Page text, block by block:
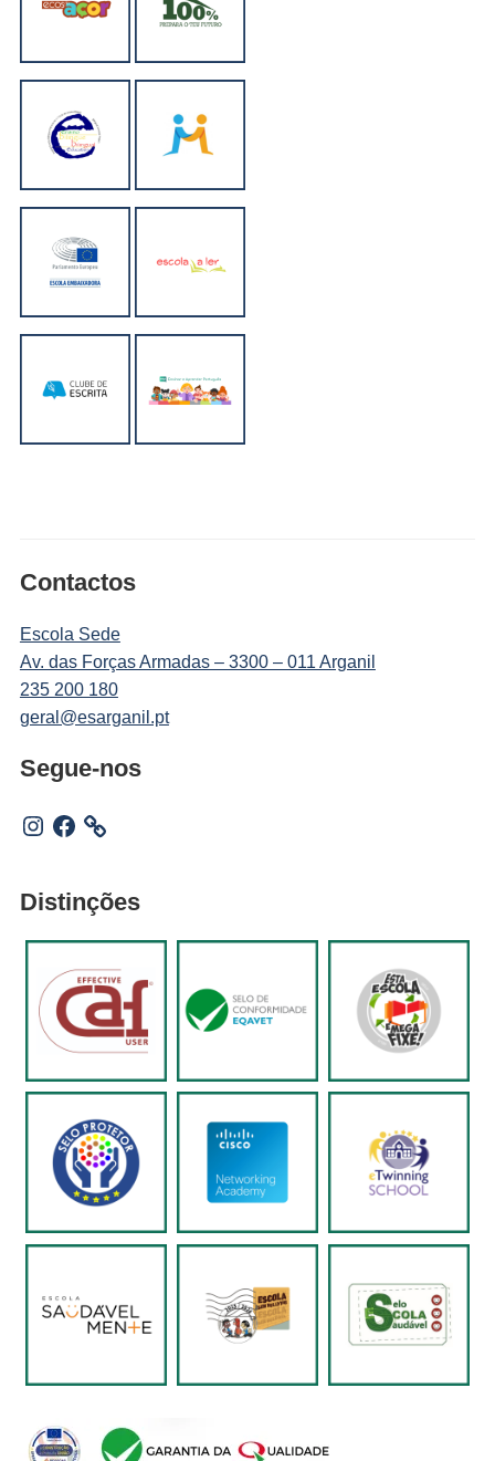
Contactos
Escola Sede
Av. das Forças Armadas – 3300 – 011 Arganil
235 200 180
geral@esarganil.pt
Segue-nos
Instagram
Facebook
Distinções